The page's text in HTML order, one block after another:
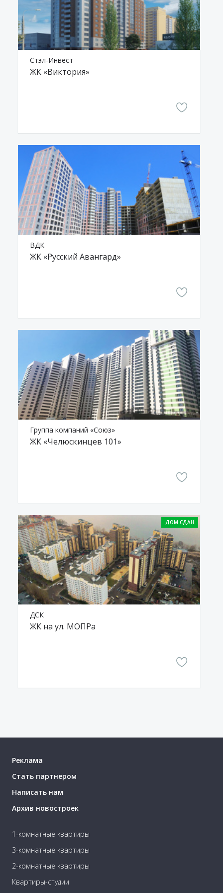
Стэл-Инвест
ЖК «Виктория»
ВДК
ЖК «Русский Авангард»
Группа компаний «Союз»
ЖК «Челюскинцев 101»
ДСК
ЖК на ул. МОПРа
Реклама
Стать партнером
Написать нам
Архив новостроек
1-комнатные квартиры
3-комнатные квартиры
2-комнатные квартиры
Квартиры-студии